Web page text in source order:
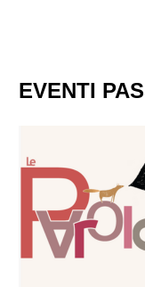
EVENTI